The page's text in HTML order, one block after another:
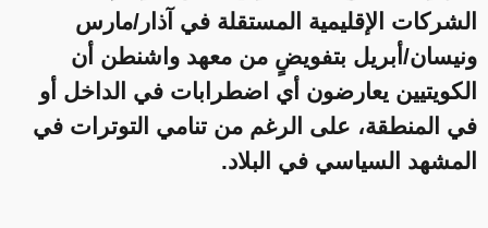
الشركات الإقليمية المستقلة في آذار/مارس
ونيسان/أبريل بتفويضٍ من معهد واشنطن أن
الكويتيين يعارضون أي اضطرابات في الداخل أو
في المنطقة، على الرغم من تنامي التوترات في
المشهد السياسي في البلاد.